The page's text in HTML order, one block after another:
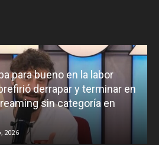
para bueno en la labor
derrapar y terminar en
sin categoría en
2026